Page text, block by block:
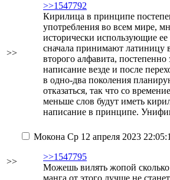
>>
>>1547792
Кирилица в принципе
употребления во всем мире,
исторически использующие ее
сначала принимают латиницу
второго алфавита, постепенно
написание везде и после
в одно-два поколения
отказаться, так что со
меньше слов будут иметь
написание в принципе.
>>
Мокона Ср 12 апреля 2023
>>1547795
Можешь вилять жопой
манга от этого лучше не